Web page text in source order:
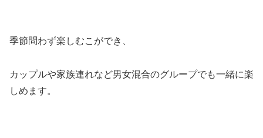
季節問わず楽しむこができ、
カップルや家族連れなど男女混合のグループでも一緒に楽
しめます。